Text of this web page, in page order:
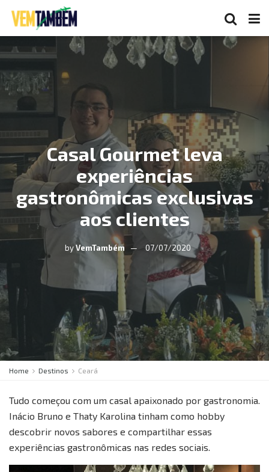
Casal Gourmet leva
experiências
gastronômicas exclusivas
aos clientes
byVemTambém 07/07/2020
Home Destinos Ceará
Tudo começou com um casal apaixonado por gastronomia.
Inácio Bruno e Thaty Karolina tinham como hobby
descobrir novos sabores e compartilhar essas
experiências gastronômicas nas redes sociais.